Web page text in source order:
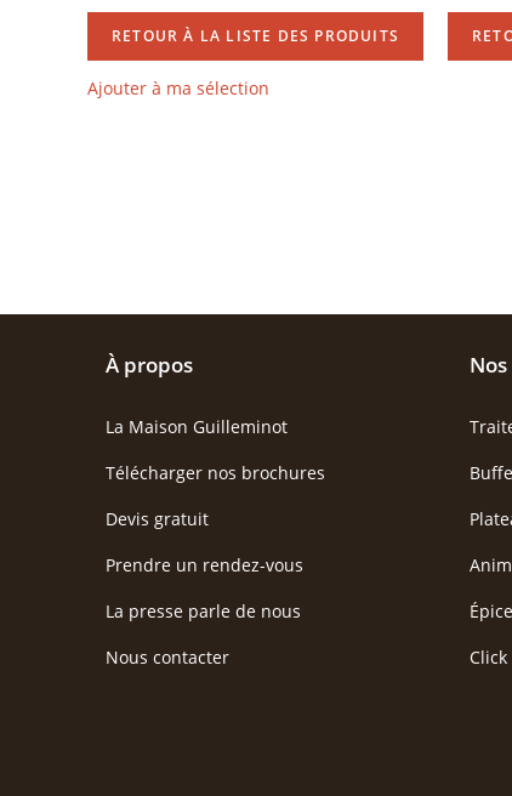
RETOUR À LA LISTE DES PRODUITS
Ajouter à ma sélection
À propos
La Maison Guilleminot
Télécharger nos brochures
Devis gratuit
Prendre un rendez-vous
La presse parle de nous
Nous contacter